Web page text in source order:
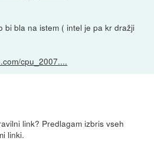
bi bla na istem ( intel je pa kr dražji
cpu_2007....
link? Predlagam izbris vseh
linki.